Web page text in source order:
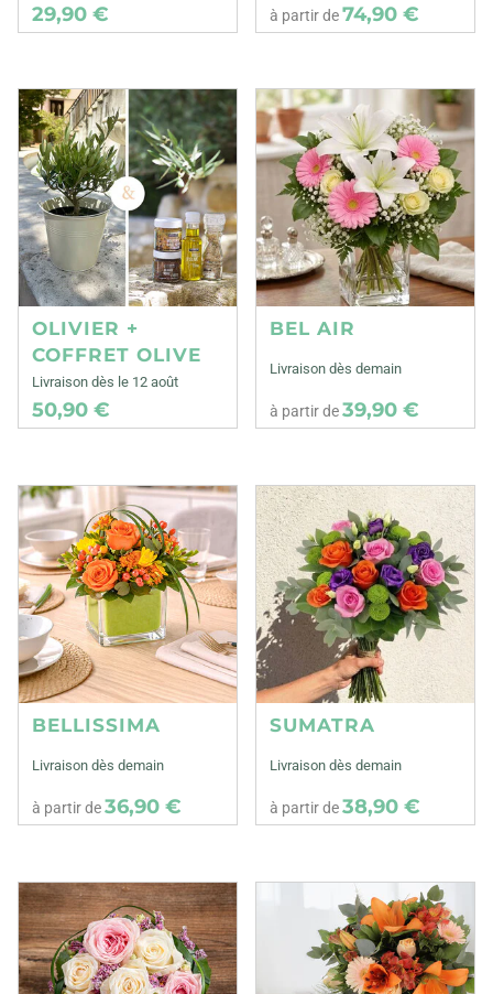
29,90 € à partir de74,90 €
OLIVIER +
COFFRET OLIVE
Livraison dès le 12 août
50,90 €
BEL AIR
Livraison dès demain
à partir de39,90 €
BELLISSIMA
Livraison dès demain
à partir de36,90 €
SUMATRA
Livraison dès demain
à partir de38,90 €